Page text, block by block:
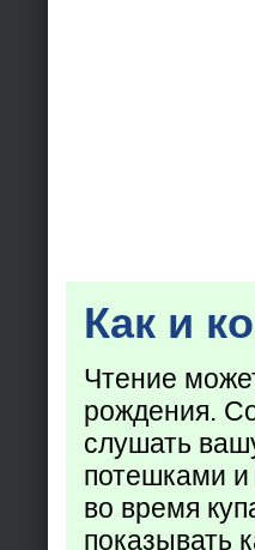
Как и
Чтение
рождения.
слушать
потешками
во время
показывать